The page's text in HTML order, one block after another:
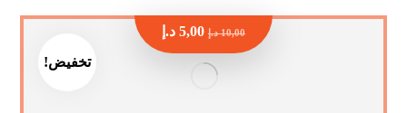
تخفيض!
10,00 د.إ 5,00 د.إ